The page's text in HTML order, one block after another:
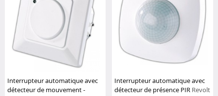
Interrupteur automatique avec
détecteur de mouvement -
Interrupteur automatique avec
détecteur de présence PIR Revolt